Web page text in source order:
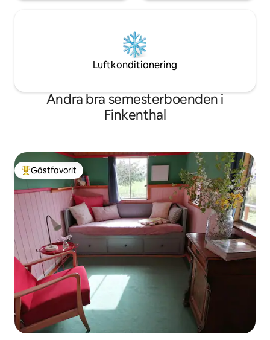
Luftkonditionering
Andra bra semesterboenden i
Finkenthal
Populär gästfavorit
Gästfavorit